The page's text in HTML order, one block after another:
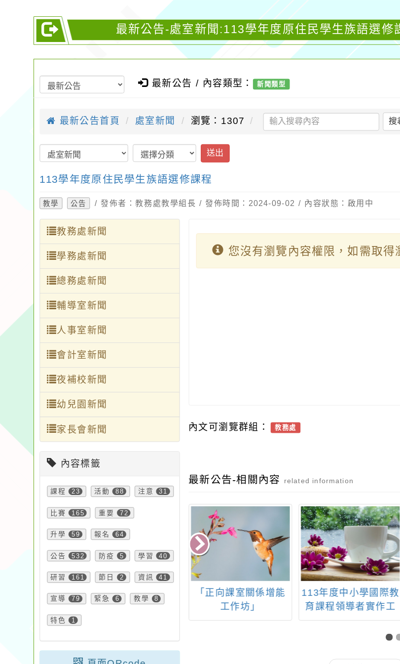
最新公告-處室新聞:113學年度原住民學生族語選修
最新公告 / 內容類型： 新聞類型
最新公告首頁 處室新聞 瀏覽：1307 搜
送出
113學年度原住民學生族語選修課程
教學 公告 / 發佈者：教務處教學組長 / 發佈時間：2024-09-02 / 內容狀態：啟用中
教務處新聞
學務處新聞
總務處新聞
輔導室新聞
人事室新聞
會計室新聞
夜補校新聞
幼兒園新聞
家長會新聞
內容標籤
課程 23 活動 88 注意 31
比賽 165 重要 72
升學 59 報名 64
公告 532 防疫 5 學習 40
研習 161 節日 2 資訊 41
宣導 79 緊急 6 教學 8
特色 1
您沒有瀏覽內容權限，如需取得
內文可瀏覽群組： 教務處
最新公告-相關內容 related information
國學校經營與
新國際認證獎
研習活動
IVY CUP長春藤大學
聯盟國際口語大賽
「正向課室關係增能
工作坊」
113年度中小學國際教
育課程領導者實作工
作坊